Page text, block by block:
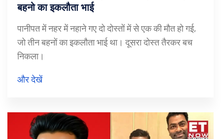
बहनो का इकलौता भाई
पानीपत में नहर में नहाने गए दो दोस्तों में से एक की मौत हो गई,
जो तीन बहनों का इकलौता भाई था। दूसरा दोस्त तैरकर बच
निकला।
और देखें